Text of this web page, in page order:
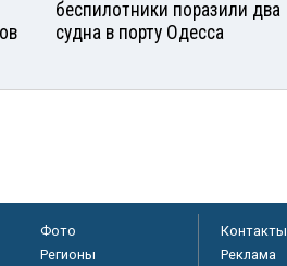
беспилотники поразили два
судна в порту Одесса
Фото
Регионы
Контакты
Реклама